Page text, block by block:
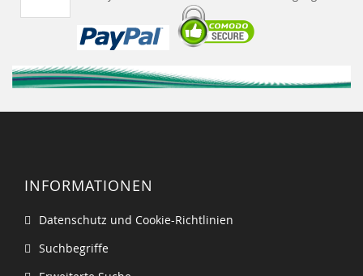
INFORMATIONEN
Datenschutz und Cookie-Richtlinien
Suchbegriffe